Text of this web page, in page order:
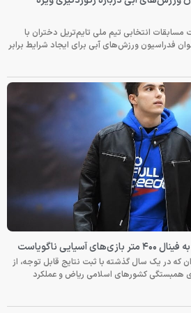
انتخابی تیم ملی تایم‌تریل دختران با
فدراسیون ورزش‌های آبی برای ایجاد شرایط برابر
ناگویاست
که در یک سال گذشته با ثبت نتایج قابل توجه، از
همبستگی کشورهای اسلامی ریاض و عملکرد